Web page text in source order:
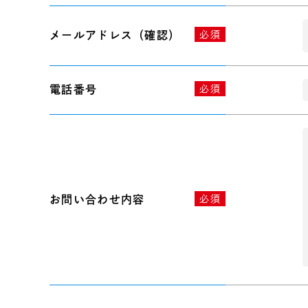
メールアドレス（確認） 必須
電話番号 必須
お問い合わせ内容 必須